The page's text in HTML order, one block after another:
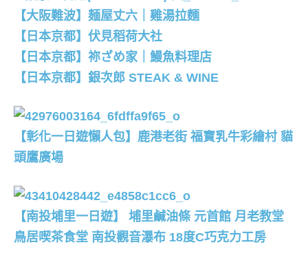
【大阪難波】麺屋丈六｜雞湯拉麵
【日本京都】伏見稻荷大社
【日本京都】祢ざめ家｜鰻魚料理店
【日本京都】銀次郎 STEAK & WINE
【彰化一日遊懶人包】鹿港老街 福寶乳牛彩繪村 貓
頭鷹廣場
【南投埔里一日遊】 埔里鹹油條 元首館 月老教堂
鳥居喫茶食堂 南投觀音瀑布 18度C巧克力工房